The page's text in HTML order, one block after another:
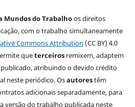
Mundos do Trabalhoos direitos
com o trabalho simultaneamente
Commons Attribution (CC BY) 4.0
queterceirosremixem, adaptem
atribuindo o devido crédito
neste periódico. Osautorestêm
adicionais separadamente, para
versão do trabalho publicada neste